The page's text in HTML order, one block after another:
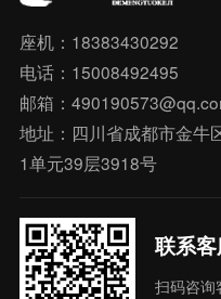
座机：18383430292
电话：15008492495
邮箱：
地址：四川省成都市金牛
1单元39层3918号
联系
扫码咨询